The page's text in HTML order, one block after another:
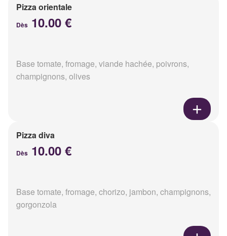
Pizza orientale
Dès 10.00 €
Base tomate, fromage, viande hachée, poivrons,
champignons, olives
Pizza diva
Dès 10.00 €
Base tomate, fromage, chorizo, jambon, champignons,
gorgonzola